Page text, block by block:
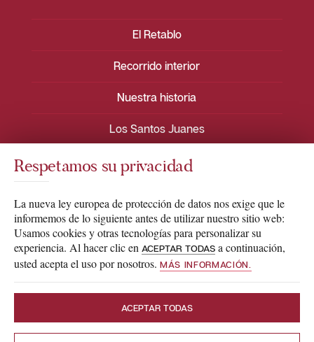
El Retablo
Recorrido interior
Nuestra historia
Los Santos Juanes
2026 © santosjuanes.es
todos los derechos reservados.
Nota Legal
Política de cookies
Respetamos su privacidad
La nueva ley europea de protección de datos nos exige que le
informemos de lo siguiente antes de utilizar nuestro sitio web:
Usamos cookies y otras tecnologías para personalizar su
experiencia. Al hacer clic en ACEPTAR TODAS a continuación,
usted acepta el uso por nosotros. MÁS INFORMACIÓN.
ACEPTAR TODAS